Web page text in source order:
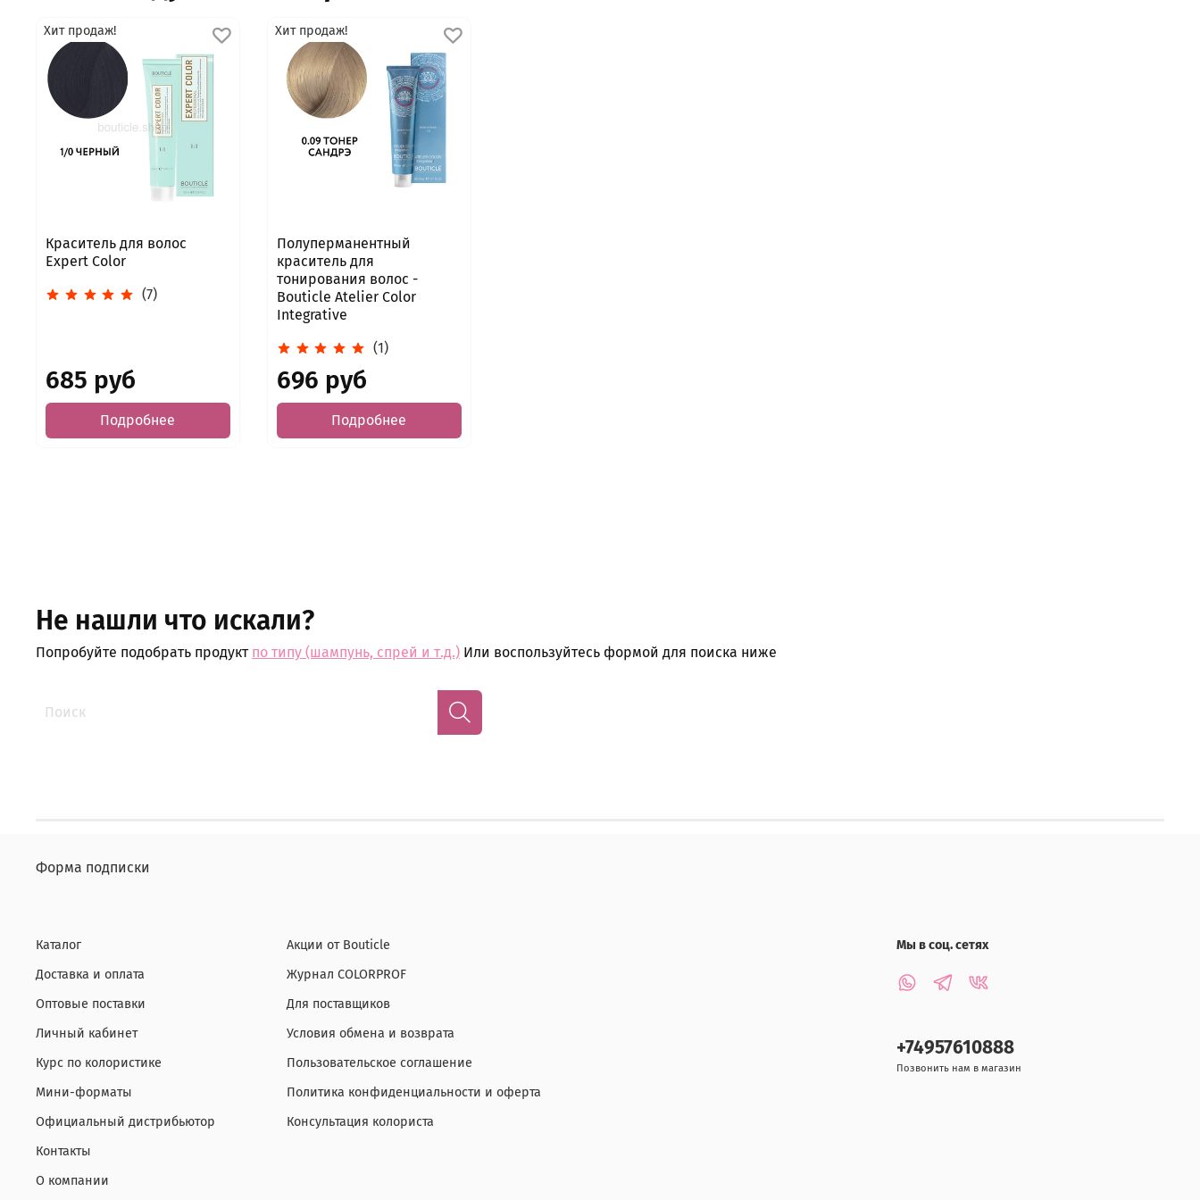
Хит продаж!
Краситель для волос
Expert Color
(7)
685 руб
Подробнее
Хит продаж!
Полуперманентный
краситель для
тонирования волос -
Bouticle Atelier Color
Integrative
(1)
696 руб
Подробнее
Не нашли что искали?
Попробуйте подобрать продукт по типу (шампунь, спрей и т.д.) Или воспользуйтесь формой для поиска ниже
Форма подписки
Каталог
Доставка и оплата
Оптовые поставки
Личный кабинет
Курс по колористике
Мини-форматы
Официальный дистрибьютор
Контакты
О компании
Акции от Bouticle
Журнал COLORPROF
Для поставщиков
Условия обмена и возврата
Пользовательское соглашение
Политика конфиденциальности и оферта
Консультация колориста
Мы в соц. сетях
+74957610888
Позвонить нам в магазин